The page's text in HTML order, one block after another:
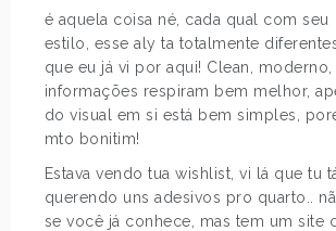
é aquela coisa né, cada qual com seu
estilo, esse aly ta totalmente
que eu já vi por aqui! Clean, moderno,
informações respiram bem melhor,
do visual em si está bem simples,
mto bonitim!
Estava vendo tua wishlist, vi lá que tu
querendo uns adesivos pro quarto..
se você já conhece, mas tem um site